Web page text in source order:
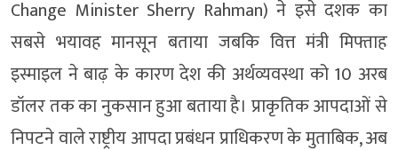
Change Minister Sherry Rahman) ने इसे दशक का
सबसे भयावह मानसून बताया जबकि वित्त मंत्री मिफ्ताह
इस्माइल ने बाढ़ के कारण देश की अर्थव्यवस्था को 10 अरब
डॉलर तक का नुकसान हुआ बताया है। प्राकृतिक आपदाओं से
निपटने वाले राष्ट्रीय आपदा प्रबंधन प्राधिकरण के मुताबिक, अब